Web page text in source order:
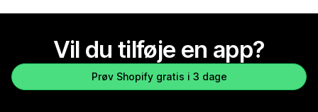
Vil du tilføje en app?
Prøv Shopify gratis i 3 dage